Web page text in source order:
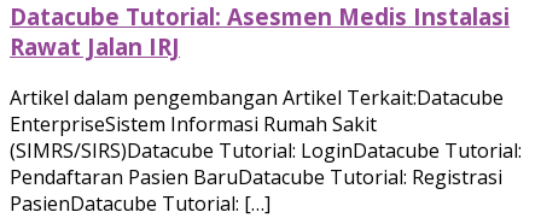
Datacube Tutorial: Asesmen Medis Instalasi
Rawat Jalan IRJ
Artikel dalam pengembangan Artikel Terkait:Datacube
EnterpriseSistem Informasi Rumah Sakit
(SIMRS/SIRS)Datacube Tutorial: LoginDatacube Tutorial:
Pendaftaran Pasien BaruDatacube Tutorial: Registrasi
PasienDatacube Tutorial: […]